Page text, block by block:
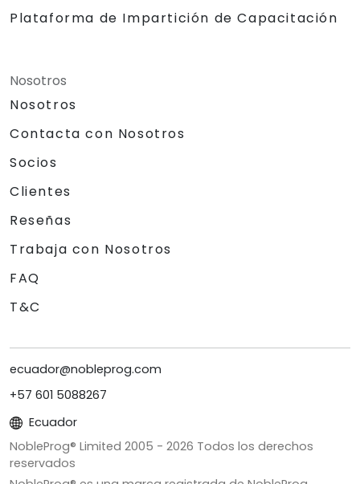
Plataforma de Impartición de Capacitación
Nosotros
Nosotros
Contacta con Nosotros
Socios
Clientes
Reseñas
Trabaja con Nosotros
FAQ
T&C
ecuador@nobleprog.com
+57 601 5088267
Ecuador
NobleProg® Limited 2005 - 2026 Todos los derechos
reservados